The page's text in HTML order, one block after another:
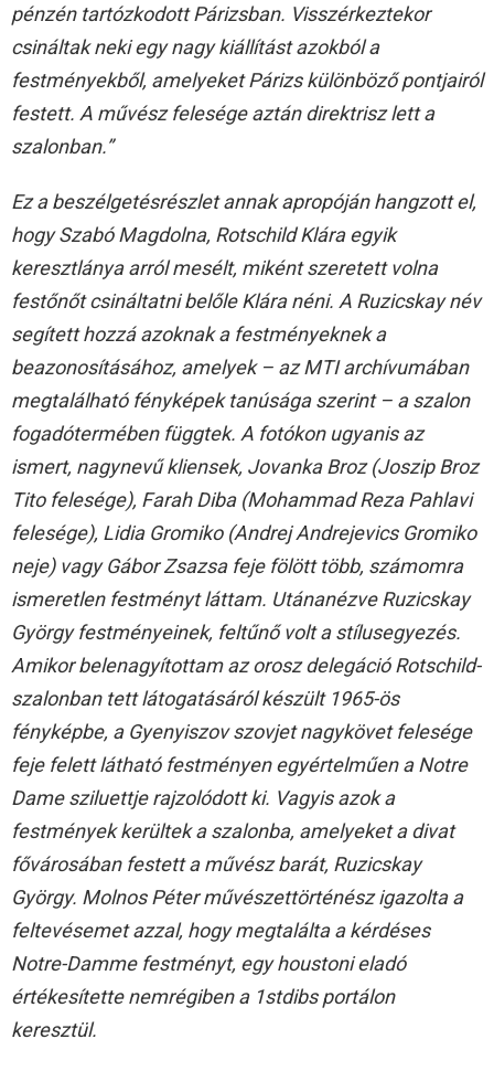
pénzén tartózkodott Párizsban. Visszérkeztekor
csináltak neki egy nagy kiállítást azokból a
festményekből, amelyeket Párizs különböző pontjairól
festett. A művész felesége aztán direktrisz lett a
szalonban.”
Ez a beszélgetésrészlet annak apropóján hangzott el,
hogy Szabó Magdolna, Rotschild Klára egyik
keresztlánya arról mesélt, miként szeretett volna
festőnőt csináltatni belőle Klára néni. A Ruzicskay név
segített hozzá azoknak a festményeknek a
beazonosításához, amelyek – az MTI archívumában
megtalálható fényképek tanúsága szerint – a szalon
fogadótermében függtek. A fotókon ugyanis az
ismert, nagynevű kliensek, Jovanka Broz (Joszip Broz
Tito felesége), Farah Diba (Mohammad Reza Pahlavi
felesége), Lidia Gromiko (Andrej Andrejevics Gromiko
neje) vagy Gábor Zsazsa feje fölött több, számomra
ismeretlen festményt láttam. Utánanézve Ruzicskay
György festményeinek, feltűnő volt a stílusegyezés.
Amikor belenagyítottam az orosz delegáció Rotschild-
szalonban tett látogatásáról készült 1965-ös
fényképbe, a Gyenyiszov szovjet nagykövet felesége
feje felett látható festményen egyértelműen a Notre
Dame sziluettje rajzolódott ki. Vagyis azok a
festmények kerültek a szalonba, amelyeket a divat
fővárosában festett a művész barát, Ruzicskay
György. Molnos Péter művészettörténész igazolta a
feltevésemet azzal, hogy megtalálta a kérdéses
Notre-Damme festményt, egy houstoni eladó
értékesítette nemrégiben a 1stdibs portálon
keresztül.